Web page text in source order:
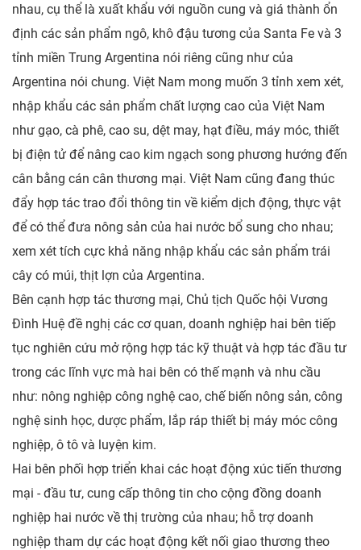
nhau, cụ thể là xuất khẩu với nguồn cung và giá thành ổn
định các sản phẩm ngô, khô đậu tương của Santa Fe và 3
tỉnh miền Trung Argentina nói riêng cũng như của
Argentina nói chung. Việt Nam mong muốn 3 tỉnh xem xét,
nhập khẩu các sản phẩm chất lượng cao của Việt Nam
như gạo, cà phê, cao su, dệt may, hạt điều, máy móc, thiết
bị điện tử để nâng cao kim ngạch song phương hướng đến
cân bằng cán cân thương mại. Việt Nam cũng đang thúc
đẩy hợp tác trao đổi thông tin về kiểm dịch động, thực vật
để có thể đưa nông sản của hai nước bổ sung cho nhau;
xem xét tích cực khả năng nhập khẩu các sản phẩm trái
cây có múi, thịt lợn của Argentina.
Bên cạnh hợp tác thương mại, Chủ tịch Quốc hội Vương
Đình Huệ đề nghị các cơ quan, doanh nghiệp hai bên tiếp
tục nghiên cứu mở rộng hợp tác kỹ thuật và hợp tác đầu tư
trong các lĩnh vực mà hai bên có thế mạnh và nhu cầu
như: nông nghiệp công nghệ cao, chế biến nông sản, công
nghệ sinh học, dược phẩm, lắp ráp thiết bị máy móc công
nghiệp, ô tô và luyện kim.
Hai bên phối hợp triển khai các hoạt động xúc tiến thương
mại - đầu tư, cung cấp thông tin cho cộng đồng doanh
nghiệp hai nước về thị trường của nhau; hỗ trợ doanh
nghiệp tham dự các hoạt động kết nối giao thương theo